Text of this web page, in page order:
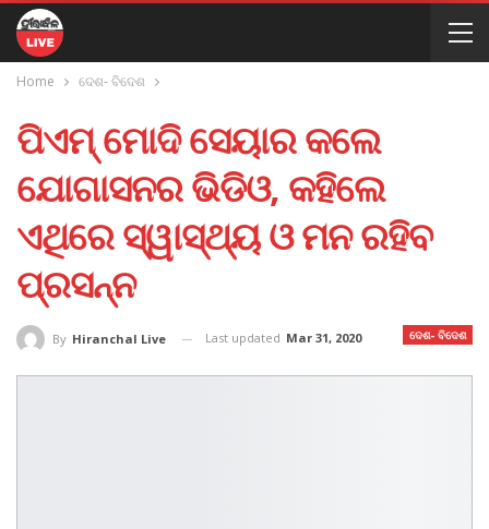
Home ଦେଶ- ବିଦେଶ
ପିଏମ୍ ମୋଦି ସେୟାର କଲେ
ଯୋଗାସନର ଭିଡିଓ, କହିଲେ
ଏଥିରେ ସ୍ୱାସ୍ଥ୍ୟ ଓ ମନ ରହିବ
ପ୍ରସନ୍ନ
ଦେଶ- ବିଦେଶ
By Hiranchal Live Last updated Mar 31, 2020